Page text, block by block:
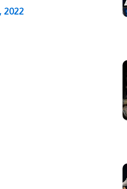
2022